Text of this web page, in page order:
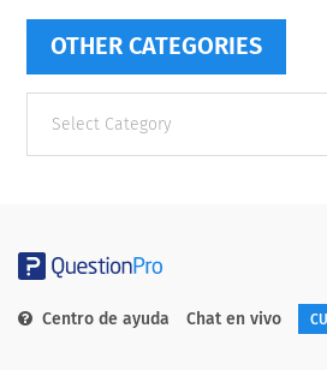
OTHER CATEGORIES
categories
Centro de ayuda Chat en vivo